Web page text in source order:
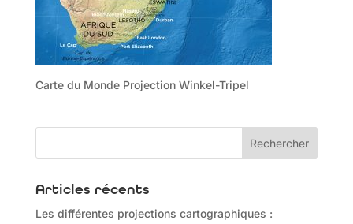
Carte du Monde Projection Winkel-Tripel
Articles récents
Les différentes projections cartographiques :